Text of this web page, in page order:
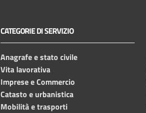
CATEGORIE DI SERVIZIO
Anagrafe e stato civile
Vita lavorativa
Imprese e Commercio
Catasto e urbanistica
Mobilità e trasporti